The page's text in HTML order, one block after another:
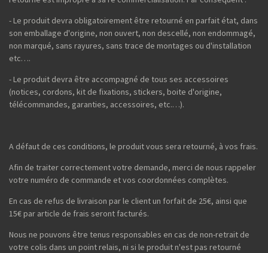
- Le produit devra obligatoirement être retourné en parfait état, dans
son emballage d'origine, non ouvert, non descellé, non endommagé,
non marqué, sans rayures, sans trace de montages ou d'installation
etc….
- Le produit devra être accompagné de tous ses accessoires
(notices, cordons, kit de fixations, stickers, boite d'origine,
télécommandes, garanties, accessoires, etc.…).
A défaut de ces conditions, le produit vous sera retourné, à vos frais.
Afin de traiter correctement votre demande, merci de nous rappeler
votre numéro de commande et vos coordonnées complètes.
En cas de refus de livraison par le client un forfait de 25€, ainsi que
15€ par article de frais seront facturés.
Nous ne pouvons être tenus responsables en cas de non-retrait de
votre colis dans un point relais, ni si le produit n'est pas retourné